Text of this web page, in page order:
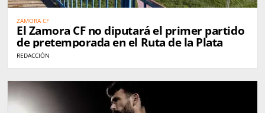
ZAMORA CF
El Zamora CF no diputará el primer partido
de pretemporada en el Ruta de la Plata
REDACCIÓN